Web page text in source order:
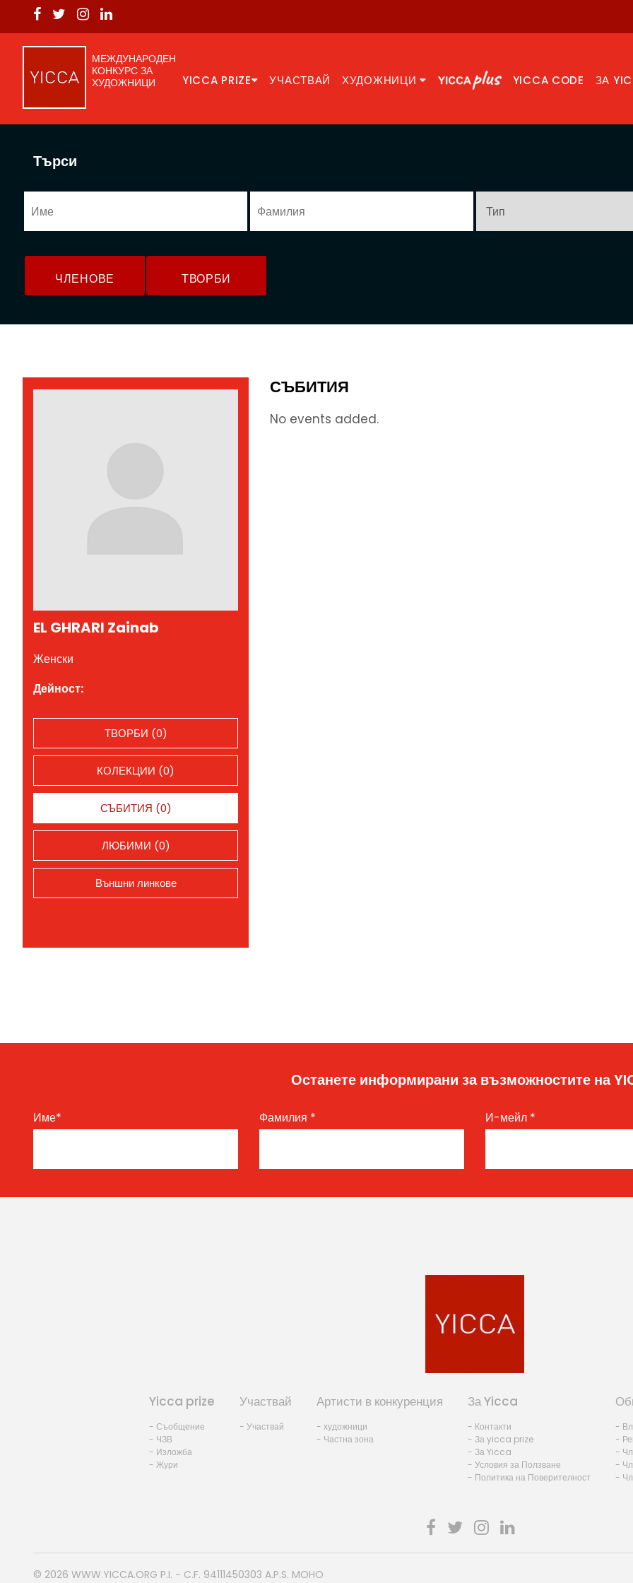
МЕЖДУНАРОДЕН
КОНКУРС ЗА
ХУДОЖНИЦИ
YICCA PRIZE УЧАСТВАЙ ХУДОЖНИЦИ YICCA CODE ЗА
Търси
ЧЛЕНОВЕ ТВОРБИ
EL GHRARI Zainab
Женски
Дейност:
ТВОРБИ (0)
КОЛЕКЦИИ (0)
СЪБИТИЯ (0)
ЛЮБИМИ (0)
Външни линкове
СЪБИТИЯ
No events added.
Останете информирани за възможностите на
Име* Фамилия * И-мейл *
Yicca prize
- Съобщение
- ЧЗВ
- Изложба
- Жури
Участвай
- Участвай
Артисти в конкуренция
- художници
- Частна зона
За Yicca
- Контакти
- За yicca prize
- За Yicca
- Условия за Ползване
- Политика на Поверителност
-
-
-
-
-
© 2026 WWW.YICCA.ORG P.I. - C.F. 94111450303 A.P.S. MOHO